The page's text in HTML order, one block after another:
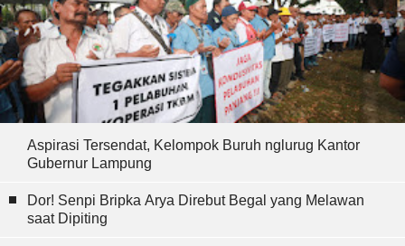
Aspirasi Tersendat, Kelompok Buruh nglurug Kantor
Gubernur Lampung
Dor! Senpi Bripka Arya Direbut Begal yang Melawan
saat Dipiting